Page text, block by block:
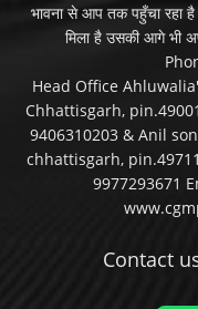
भावना से आप तक पहुँचा रहा
मिला है उसकी आगे भी
Head Office
Chhattisgarh,
9406310203 & Anil
chhattisgarh,
9977293671
Contact